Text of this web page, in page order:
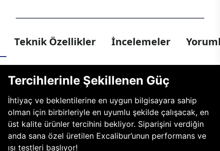
Teknik Özellikler İncelemeler
Tercihlerinle Şekillenen Güç
İhtiyaç ve beklentilerine en uygun bilgisayara sahip
olman için birbirleriyle en uyumlu şekilde çalışacak, en
üst kalite ürünler tercihini bekliyor. Siparişini verdiğin
anda sana özel üretilen Excalibur’unun performans ve
ısı testleri başlıyor!